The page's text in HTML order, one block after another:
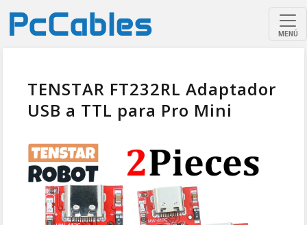
MENÚ
TENSTAR FT232RL Adaptador
USB a TTL para Pro Mini